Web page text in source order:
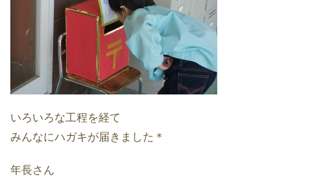
いろいろな工程を経て
みんなにハガキが届きました＊
年長さん